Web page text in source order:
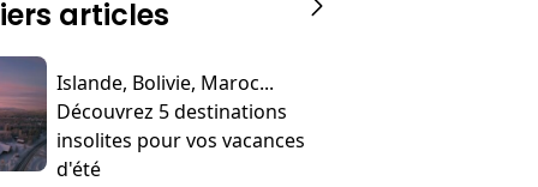
articles
Islande, Bolivie, Maroc...
Découvrez 5 destinations
insolites pour vos vacances
d'été